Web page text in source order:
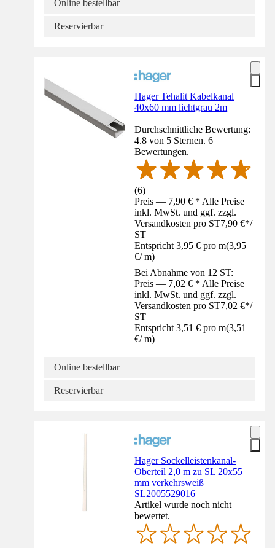
Online bestellbar
Reservierbar
Hager Tehalit Kabelkanal
40x60 mm lichtgrau 2m
Durchschnittliche Bewertung:
4.8 von 5 Sternen. 6
Bewertungen.
(6)
Preis — 7,90 € * Alle Preise
inkl. MwSt. und ggf. zzgl.
Versandkosten pro ST7,90 €*/
ST
Entspricht 3,95 € pro m(3,95
€/ m)
Bei Abnahme von 12 ST:
Preis — 7,02 € * Alle Preise
inkl. MwSt. und ggf. zzgl.
Versandkosten pro ST7,02 €*/
ST
Entspricht 3,51 € pro m(3,51
€/ m)
Online bestellbar
Reservierbar
Hager Sockelleistenkanal-
Oberteil 2,0 m zu SL 20x55
mm verkehrsweiß
SL2005529016
Artikel wurde noch nicht
bewertet.